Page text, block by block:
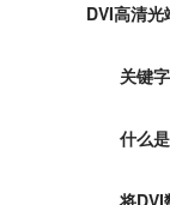
DVI高清光
关键字
什么是
将DVI